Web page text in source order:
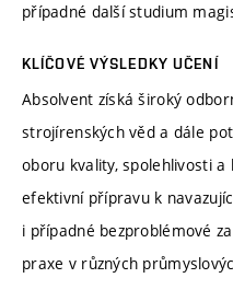
případné další studium
KLÍČOVÉ VÝSLEDKY UČENÍ
Absolvent získá široký
strojírenských věd a dále
oboru kvality, spolehlivosti a
efektivní přípravu k
i případné bezproblémové
praxe v různých